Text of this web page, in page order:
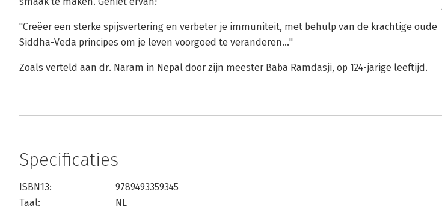
"Creëer een sterke spijsvertering en verbeter je immuniteit, met behulp van de krachtige oude
Siddha-Veda principes om je leven voorgoed te veranderen..."
Zoals verteld aan dr. Naram in Nepal door zijn meester Baba Ramdasji, op 124-jarige leeftijd.
Specificaties
ISBN13:
9789493359345
Taal:
NL